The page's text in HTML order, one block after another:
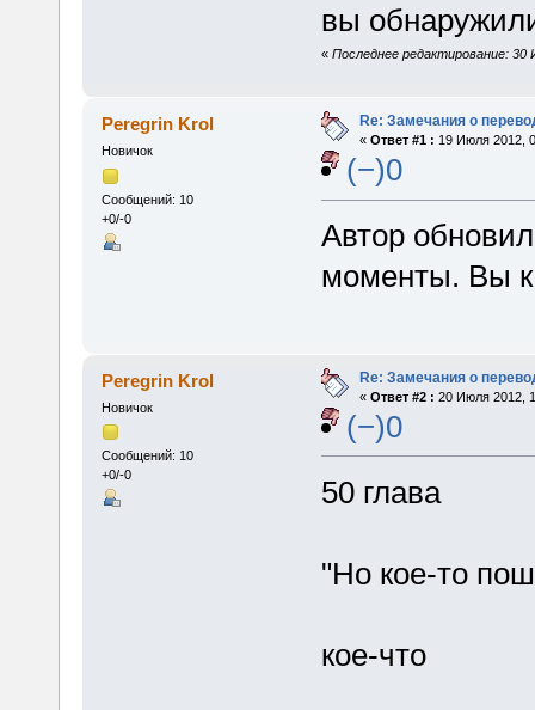
вы
« Последнее редактирование: 30
Peregrin Krol
Новичок
Сообщений: 10
+0/-0
Re: Замечания о
« Ответ #1 : 19 Июля 2012,
(−)0
Автор
моменты. Вы
Peregrin Krol
Новичок
Сообщений: 10
+0/-0
Re: Замечания о
« Ответ #2 : 20 Июля 2012,
(−)0
50 глава
"Но кое-то
кое-что